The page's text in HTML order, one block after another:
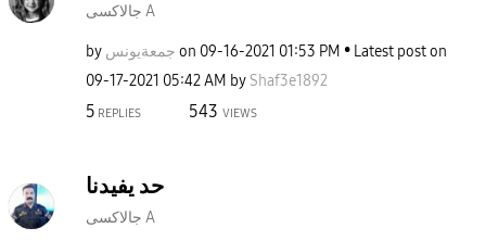
جالاكسى A
by جمعةيونس on ‎09-16-2021 01:53 PM
Latest post on
‎09-17-2021 05:42 AM by Shaf3e1892
5 REPLIES 543 VIEWS
حد يفيدنا
جالاكسى A